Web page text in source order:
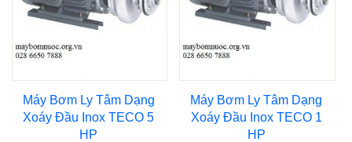
Máy Bơm Ly Tâm Dạng
Xoáy Đầu Inox TECO 5
HP
Máy Bơm Ly Tâm Dạng
Xoáy Đầu Inox TECO 1
HP